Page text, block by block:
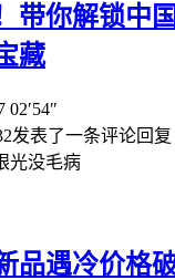
带你解锁中
藏
02′54″
发表了一条评论回复
光没毛病
品遇冷价格